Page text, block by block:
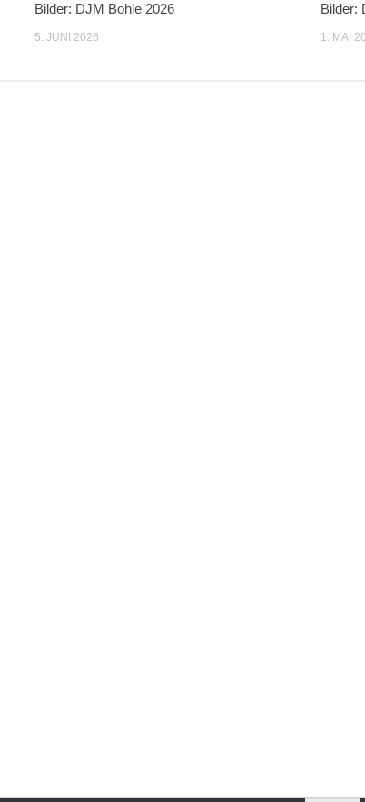
Bilder: DJM Bohle 2026
5. JUNI 2026
Bilder:
1. MAI